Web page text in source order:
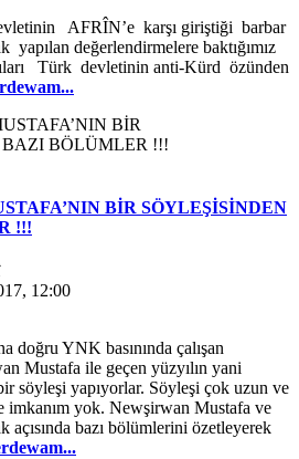
AFRÎN’e karşı giriştiği barbar
yapılan değerlendirmelere baktığımız
Türk devletinin anti-Kürd özünden
BİR SÖYLEŞİSİNDEN
!!!
12:00
doğru YNK basınında çalışan
Mustafa ile geçen yüzyılın yani
söyleşi yapıyorlar. Söyleşi çok uzun ve
imkanım yok. Newşirwan Mustafa ve
açısında bazı bölümlerini özetleyerek